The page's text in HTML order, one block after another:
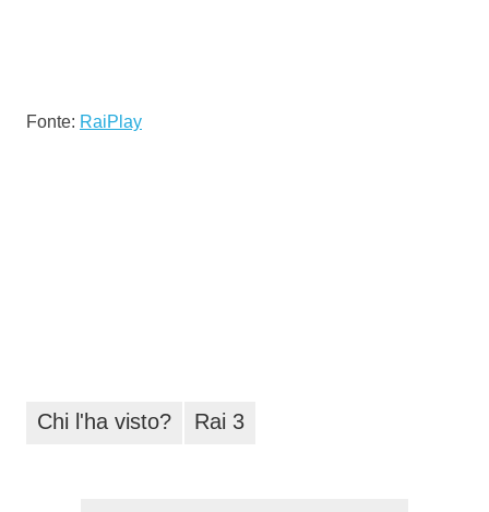
Fonte: RaiPlay
Chi l'ha visto? Rai 3